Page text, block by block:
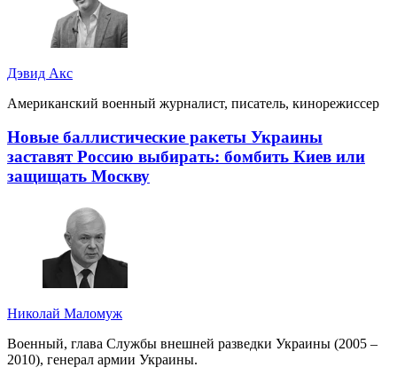
Дэвид Акс
Американский военный журналист, писатель, кинорежиссер
Новые баллистические ракеты Украины
заставят Россию выбирать: бомбить Киев или
защищать Москву
Николай Маломуж
Военный, глава Службы внешней разведки Украины (2005 –
2010), генерал армии Украины.